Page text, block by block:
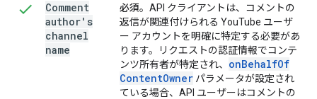
Comment
author's
channel
name
必須。API クライアントは、コメントの
返信が関連付けられる YouTube ユーザ
ー アカウントを明確に特定する必要があ
ります。リクエストの認証情報でコンテ
ンツ所有者が特定され、 onBehalfOf
ContentOwner パラメータが設定され
ている場合、API ユーザーはコメントの